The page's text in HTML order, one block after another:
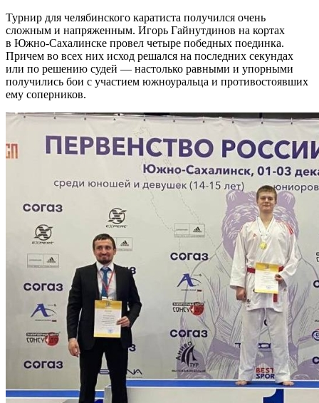
Турнир для челябинского каратиста получился очень
сложным и напряженным. Игорь Гайнутдинов на кортах
в Южно-Сахалинске провел четыре победных поединка.
Причем во всех них исход решался на последних секундах
или по решению судей — настолько равными и упорными
получились бои с участием южноуральца и противостоявших
ему соперников.